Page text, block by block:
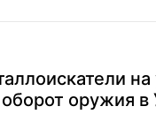
на
оружия в